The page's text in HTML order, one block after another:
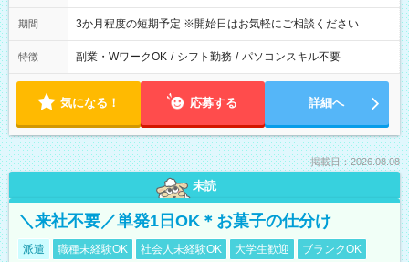
期間 3か月程度の短期予定 ※開始日はお気軽にご相談ください
特徴 副業・WワークOK / シフト勤務 / パソコンスキル不要
気になる！ 応募する 詳細へ
掲載日：2026.08.08
未読
＼来社不要／単発1日OK＊お菓子の仕分け
派遣 職種未経験OK 社会人未経験OK 大学生歓迎
ブランクOK